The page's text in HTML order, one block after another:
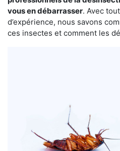
vous en débarrasser. Avec
d’expérience, nous savons
ces insectes et comment les